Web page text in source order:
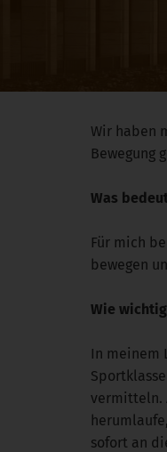
Wir haben
Bewegung
Was
Für mich
bewegen
Wie
In meinem
vermitteln.
sofort an